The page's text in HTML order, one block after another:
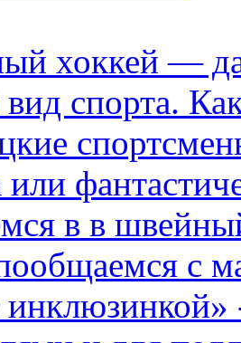
хоккей —
спорта.
или
в в
с